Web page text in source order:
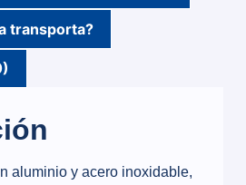
transporta?
aluminio y acero inoxidable,